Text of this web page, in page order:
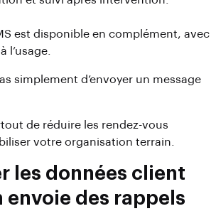
est disponible en complément, avec
l’usage.
simplement d’envoyer un message
de réduire les rendez-vous
votre organisation terrain.
les données client
envoie des rappels